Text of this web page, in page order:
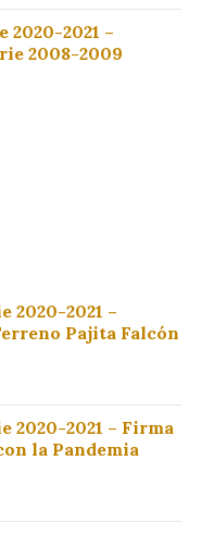
2020-2021 –
2008-2009
2020-2021 –
Pajita Falcón
2020-2021 – Firma
la Pandemia